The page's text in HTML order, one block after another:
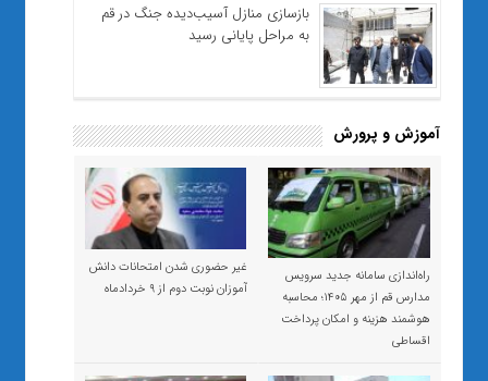
بازسازی منازل آسیب‌دیده جنگ در قم
به مراحل پایانی رسید
آموزش و پرورش
راه‌اندازی سامانه جدید سرویس
مدارس قم از مهر ۱۴۰۵؛ محاسبه
هوشمند هزینه و امکان پرداخت
اقساطی
غیر حضوری شدن امتحانات دانش
آموزان نوبت دوم از ۹ خردادماه